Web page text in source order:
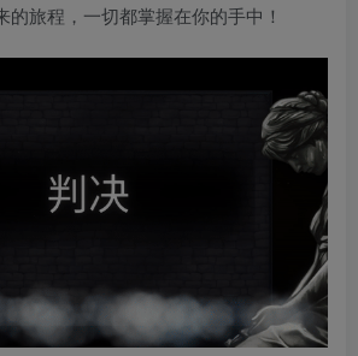
旅程，一切都掌握在你的手中！